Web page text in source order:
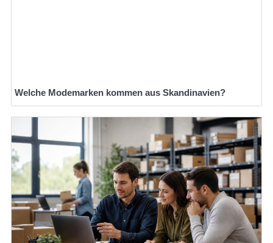
Welche Modemarken kommen aus Skandinavien?